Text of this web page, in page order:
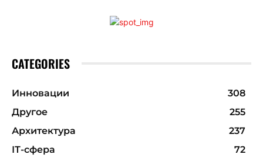
CATEGORIES
Инновации
308
Другое
255
Архитектура
237
ІТ-сфера
72